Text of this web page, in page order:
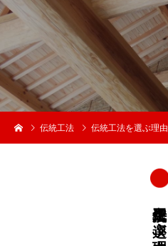
伝統工法 伝統工法を選ぶ理由
伝統工法を選ぶ理由